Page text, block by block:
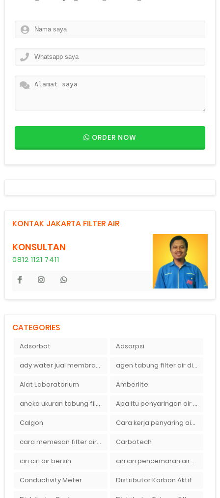
ORDER NOW
KONTAK JAKARTA FILTER AIR
KONSULTAN
0812 1121 7411
CATEGORIES
Adsorbat Adsorpsi
ady water jual membran ro 2000 gpd harganya sangat murah agen tabung filter air di bandung
Alat Laboratorium Amberlite
aneka ukuran tabung filter air Apa itu penyaringan air secara umum
Calgon Cara kerja penyaring air Ady Water dengan tabung FRP berisikan lapisan media filter air
cara memesan filter air Ady Wate Carbotech
ciri ciri air bersih ciri ciri pencemaran air sumur bor di rumah
Conductivity Meter Distributor Karbon Aktif